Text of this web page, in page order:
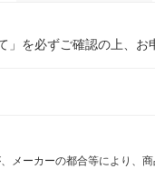
を必ずご確認の上、お
ーカーの都合等により、